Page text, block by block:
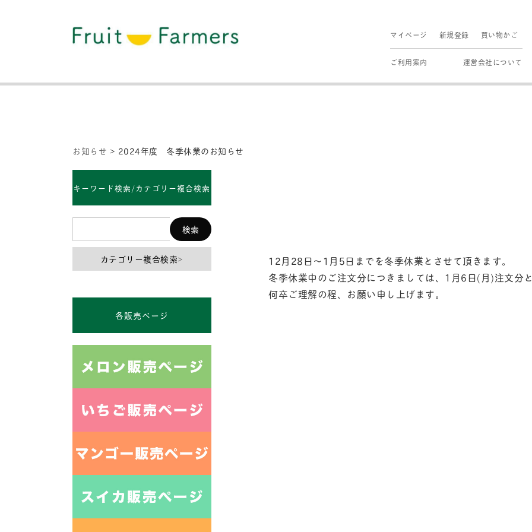
マイページ 新規登録 買い物かご
ご利用案内 運営会社について
お知らせ > 2024年度 冬季休業のお知らせ
12月28日～1月5日までを冬季休業とさせて頂きます。
冬季休業中のご注文分につきましては、1月6日(月)注文分と
何卒ご理解の程、お願い申し上げます。
キーワード検索/カテゴリー複合検索
カテゴリー複合検索>
各販売ページ